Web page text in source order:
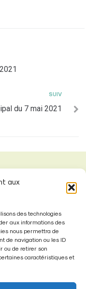
aux
des technologies
aux informations des
nous permettra de
de navigation ou les ID
ou de retirer son
caractéristiques et
SUIV
du 7 mai 2021